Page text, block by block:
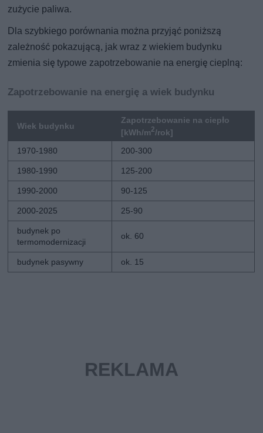
zużycie paliwa.
Dla szybkiego porównania można przyjąć poniższą
zależność pokazującą, jak wraz z wiekiem budynku
zmienia się typowe zapotrzebowanie na energię cieplną:
Zapotrzebowanie na energię a wiek budynku
Wiek budynku
Zapotrzebowanie na ciepło
[kWh/m2/rok]
1970-1980
200-300
1980-1990 125-200
1990-2000 90-125
2000-2025 25-90
budynek po
termomodernizacji
ok. 60
budynek pasywny ok. 15